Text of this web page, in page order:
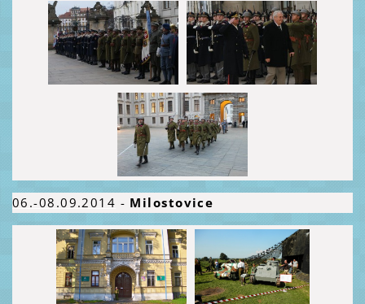
06.-08.09.2014 - Milostovice